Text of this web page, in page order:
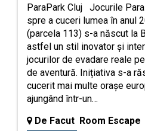
ParaPark Cluj Jocurile
spre a cuceri lumea în anul
(parcela 113) s-a născut la
astfel un stil inovator și
jocurilor de evadare reale
de aventură. Inițiativa s-a
cucerit mai multe orașe
ajungând într-un…
De Facut Room Escape